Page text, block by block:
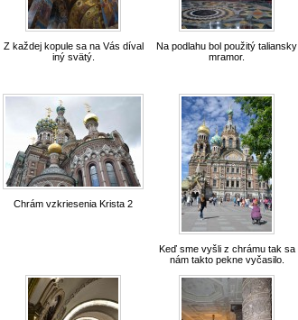
Z každej kopule sa na Vás díval
iný svätý.
Na podlahu bol použitý taliansky
mramor.
Chrám vzkriesenia Krista 2
Keď sme vyšli z chrámu tak sa
nám takto pekne vyčasilo.